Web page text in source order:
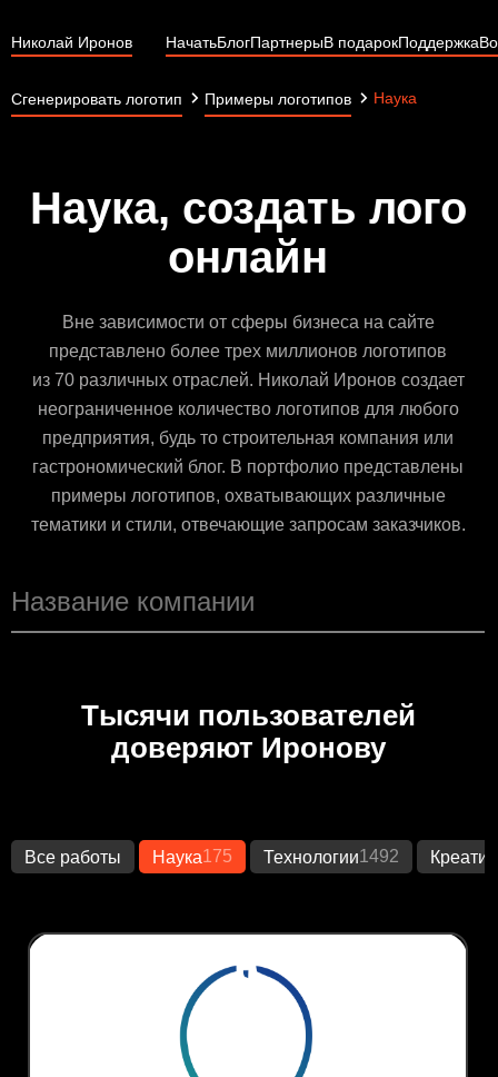
Николай Иронов НачатьБлогПартнерыВ подарокПоддержка
Сгенерировать логотип Примеры логотипов Наука
Наука, создать лого
онлайн
Вне зависимости от сферы бизнеса на сайте
представлено более трех миллионов логотипов
из 70 различных отраслей. Николай Иронов создает
неограниченное количество логотипов для любого
предприятия, будь то строительная компания или
гастрономический блог. В портфолио представлены
примеры логотипов, охватывающих различные
тематики и стили, отвечающие запросам заказчиков.
Тысячи пользователей
доверяют Иронову
Все работы Наука175 Технологии1492 Креатив